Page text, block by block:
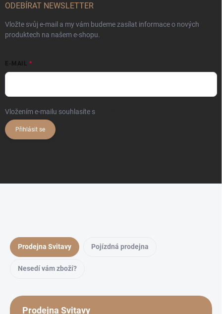
ODEBÍRAT NEWSLETTER
Vložte svůj e-mail a my vám budeme zasílat informace o nových
produktech na našem e-shopu.
E-MAIL
Vložením e-mailu souhlasíte s
Přihlásit se
Prodejna Svitavy Pojízdná prodejna
Nesedí vám zboží?
Prodejna Svitavy